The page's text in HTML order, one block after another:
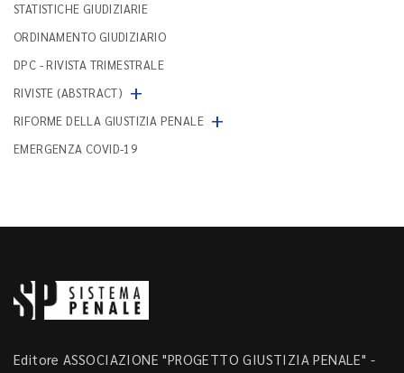
STATISTICHE GIUDIZIARIE
ORDINAMENTO GIUDIZIARIO
DPC - RIVISTA TRIMESTRALE
RIVISTE (ABSTRACT) +
RIFORME DELLA GIUSTIZIA PENALE +
EMERGENZA COVID-19
Editore ASSOCIAZIONE "PROGETTO GIUSTIZIA PENALE" -